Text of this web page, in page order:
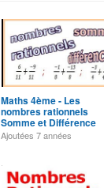
Maths 4ème - Les
nombres rationnels
Somme et Différence
Exercice 3
Ajoutées 7 années